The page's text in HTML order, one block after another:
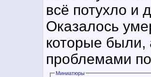
всё потухло и
Оказалось
которые
проблемами
Миниатюры